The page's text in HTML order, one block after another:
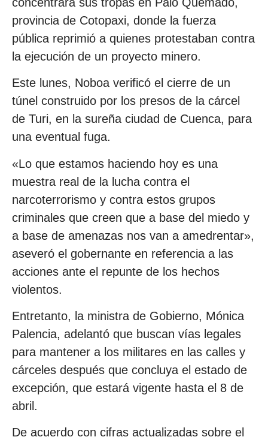
provincia de Cotopaxi, donde la fuerza
pública reprimió a quienes protestaban contra
la ejecución de un proyecto minero.
Este lunes, Noboa verificó el cierre de un
túnel construido por los presos de la cárcel
de Turi, en la sureña ciudad de Cuenca, para
una eventual fuga.
«Lo que estamos haciendo hoy es una
muestra real de la lucha contra el
narcoterrorismo y contra estos grupos
criminales que creen que a base del miedo y
a base de amenazas nos van a amedrentar»,
aseveró el gobernante en referencia a las
acciones ante el repunte de los hechos
violentos.
Entretanto, la ministra de Gobierno, Mónica
Palencia, adelantó que buscan vías legales
para mantener a los militares en las calles y
cárceles después que concluya el estado de
excepción, que estará vigente hasta el 8 de
abril.
De acuerdo con cifras actualizadas sobre el